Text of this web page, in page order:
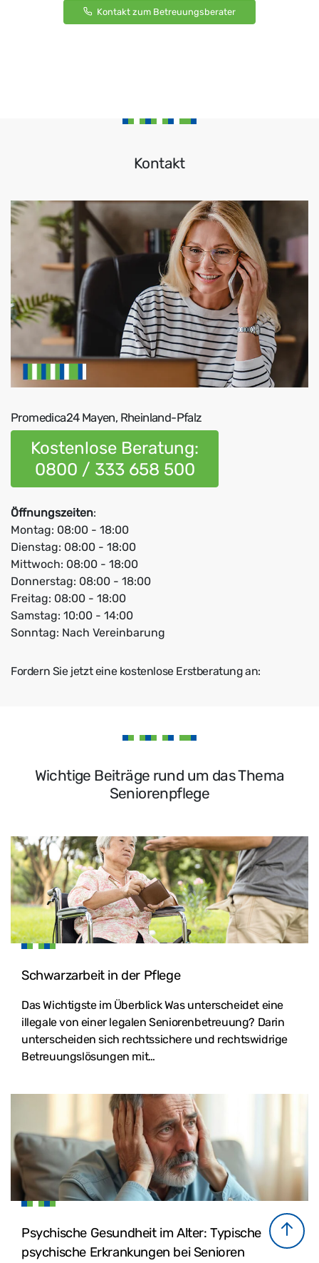
Kontakt zum Betreuungsberater
Kontakt
Promedica24 Mayen, Rheinland-Pfalz
Kostenlose Beratung:
0800 / 333 658 500
Öffnungszeiten:
Montag: 08:00 - 18:00
Dienstag: 08:00 - 18:00
Mittwoch: 08:00 - 18:00
Donnerstag: 08:00 - 18:00
Freitag: 08:00 - 18:00
Samstag: 10:00 - 14:00
Sonntag: Nach Vereinbarung
Fordern Sie jetzt eine kostenlose Erstberatung an:
Wichtige Beiträge rund um das Thema
Seniorenpflege
Schwarzarbeit in der Pflege
Das Wichtigste im Überblick Was unterscheidet eine
illegale von einer legalen Seniorenbetreuung? Darin
unterscheiden sich rechtssichere und rechtswidrige
Betreuungslösungen mit…
Psychische Gesundheit im Alter: Typische
psychische Erkrankungen bei Senioren